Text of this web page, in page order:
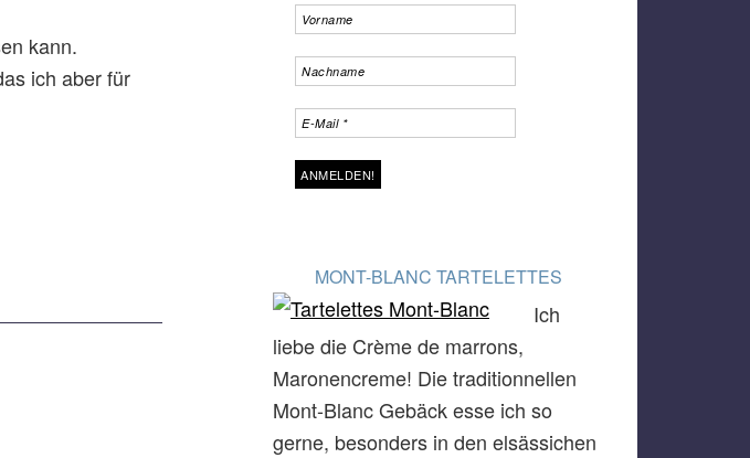
kann.
ich aber für
MONT-BLANC TARTELETTES
Ich
liebe die Crème de marrons,
Maronencreme! Die traditionnellen
Mont-Blanc Gebäck esse ich so
gerne, besonders in den elsässichen